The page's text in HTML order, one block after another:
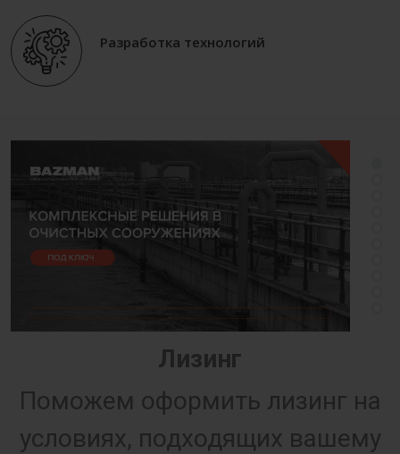
Разработка технологий
Лизинг
Поможем оформить лизинг на
условиях, подходящих вашему